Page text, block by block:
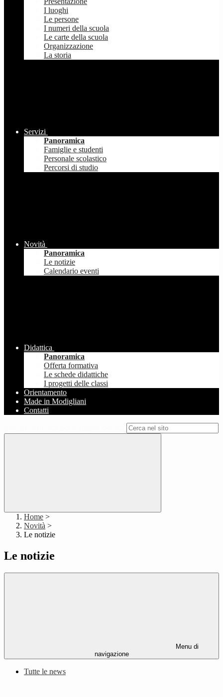
I luoghi
Le persone
I numeri della scuola
Le carte della scuola
Organizzazione
La storia
Servizi
Panoramica
Famiglie e studenti
Personale scolastico
Percorsi di studio
Novità
Panoramica
Le notizie
Calendario eventi
Didattica
Panoramica
Offerta formativa
Le schede didattiche
I progetti delle classi
Orientamento
Made in Modigliani
Contatti
Home >
Novità >
Le notizie
Le notizie
Menu di
navigazione
Tutte le news